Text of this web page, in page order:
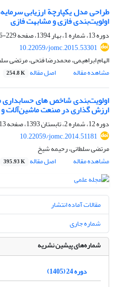
طراحی مدل یکپارچة ارزیابی
اولویت‌بندی فازی و مشابهت فازی
دوره 13، شماره 1، بهار 1394، صفحه
229-246
10.22059/jomc.2015.53301
الهام ابراهیمی، محمدرضا فتحی، مرتضی
مشاهده مقاله
اصل مقاله 254.8 K
اولویت‌بندی شاخص های حسابداری
ارزش گذاری در صنعت ماشین‌آلات
دوره 12، شماره 2، تابستان 1393، صفحه
10.22059/jomc.2014.51181
مرتضی سلطانی، رحیمه شیخ
مشاهده مقاله
اصل مقاله 395.93 K
مقالات آماده انتشار
شماره جاری
شماره‌های پیشین نشریه
دوره 24 (1405)